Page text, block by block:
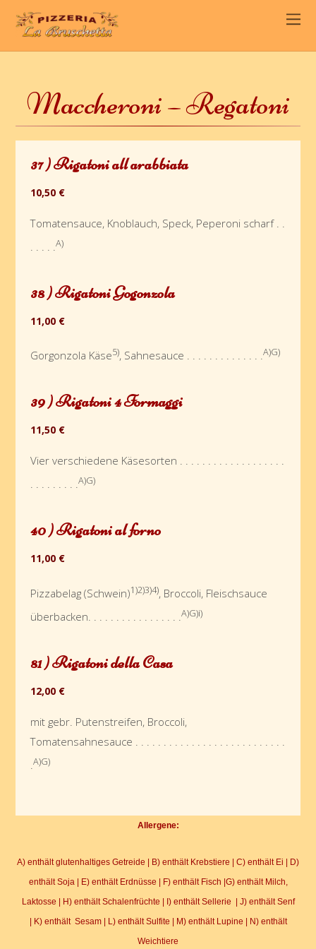
Maccheroni – Regatoni
37 ) Rigatoni all arabbiata
10,50 €
Tomatensauce, Knoblauch, Speck, Peperoni scharf . .
. . . . .A)
38 ) Rigatoni Gogonzola
11,00 €
Gorgonzola Käse5), Sahnesauce . . . . . . . . . . . . . .A)G)
39 ) Rigatoni 4 Formaggi
11,50 €
Vier verschiedene Käsesorten . . . . . . . . . . . . . . . . . . .
. . . . . . . . .A)G)
40 ) Rigatoni al forno
11,00 €
Pizzabelag (Schwein)1)2)3)4), Broccoli, Fleischsauce
überbacken. . . . . . . . . . . . . . . . . A)G)i)
81 ) Rigatoni della Casa
12,00 €
mit gebr. Putenstreifen, Broccoli,
Tomatensahnesauce . . . . . . . . . . . . . . . . . . . . . . . . . . .
.A)G)
Allergene:
A) enthält glutenhaltiges Getreide | B) enthält Krebstiere | C) enthält Ei | D)
enthält Soja | E) enthält Erdnüsse | F) enthält Fisch |G) enthält Milch,
Laktosse | H) enthält Schalenfrüchte | I) enthält Sellerie | J) enthält Senf
| K) enthält Sesam | L) enthält Sulfite | M) enthält Lupine | N) enthält
Weichtiere